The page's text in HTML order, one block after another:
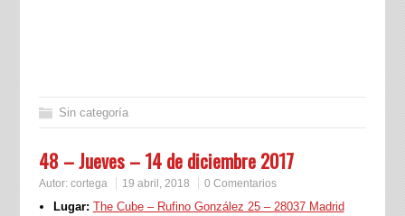
Sin categoría
48 – Jueves – 14 de diciembre 2017
Autor: cortega 19 abril, 2018 0 Comentarios
Lugar: The Cube – Rufino González 25 – 28037 Madrid